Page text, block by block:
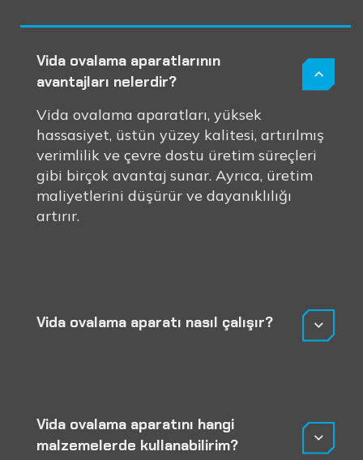
Vida ovalama aparatlarının
avantajları nelerdir?
Vida ovalama aparatları, yüksek
hassasiyet, üstün yüzey kalitesi, artırılmış
verimlilik ve çevre dostu üretim süreçleri
gibi birçok avantaj sunar. Ayrıca, üretim
maliyetlerini düşürür ve dayanıklılığı
artırır.
Vida ovalama aparatı nasıl çalışır?
Vida ovalama aparatını hangi
malzemelerde kullanabilirim?